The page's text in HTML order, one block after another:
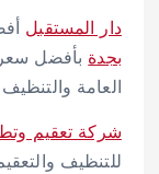
دار المستقبل
بجدة بأفضل
العامة والتنظيف
شركة تعقيم
للتنظيف